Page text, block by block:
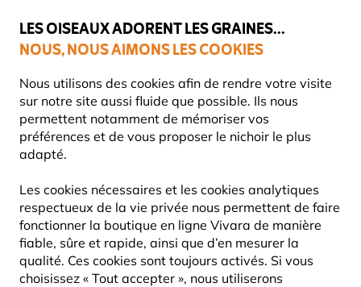
LES OISEAUX ADORENT LES GRAINES...
NOUS, NOUS AIMONS LES COOKIES
Nous utilisons des cookies afin de rendre votre visite
sur notre site aussi fluide que possible. Ils nous
permettent notamment de mémoriser vos
préférences et de vous proposer le nichoir le plus
adapté.
Les cookies nécessaires et les cookies analytiques
respectueux de la vie privée nous permettent de faire
fonctionner la boutique en ligne Vivara de manière
fiable, sûre et rapide, ainsi que d’en mesurer la
qualité. Ces cookies sont toujours activés. Si vous
choisissez « Tout accepter », nous utiliserons
catégories.
Très bien noté dans 11 pays
Livraison express gratuite dès 59 €
Nichoirs Accessoires pour nichoirs